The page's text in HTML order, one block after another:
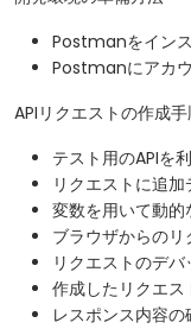
Postmanをインス
Postmanにアカウ
APIリクエストの作成
テスト用のAPIを
リクエストに追加
変数を用いて動的
ブラウザからのリ
リクエストのデバ
作成したリクエス
レスポンス内容の